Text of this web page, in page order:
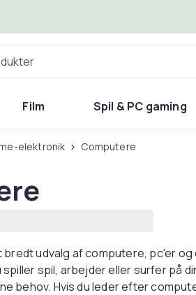
Film Spil & PC gaming
elektronik Computere
bredt udvalg af computere, pc'er
spiller spil, arbejder eller surfer på
behov. Hvis du leder efter